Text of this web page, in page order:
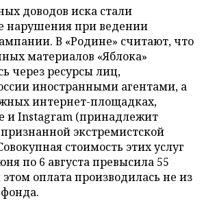
доводов иска стали
нарушения при ведении
В «Родине» считают, что
материалов «Яблока»
через ресурсы лиц,
иностранными агентами, а
интернет-площадках,
и Instagram (принадлежит
экстремистской
стоимость этих услуг
по 6 августа превысила 55
оплата производилась не из